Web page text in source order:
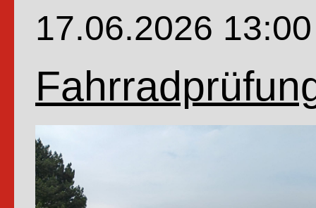
Dr.
Nino
17.06.2026 13:00